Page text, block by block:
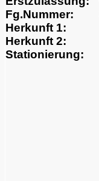
Fg.Nummer:
Herkunft 1:
Herkunft 2:
Stationierung: